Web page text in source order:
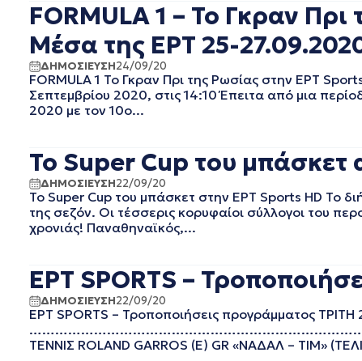
ΚΙΝΗΜΑΤΟΓΡΑΦΙΚΕΣ
ΠΟΛΙΤΙΚΗ
ΠΟΛΙΤΙΣΜΟΣ
ΡΑΔΙΟΦΩΝΟ
ΤΗΛΕΟΡΑΣΗ
ΦΕΒΡΟΥΑΡΙΟΣ 2025
ΟΚΤΩΒΡΙΟΣ 2024
ΣΕΠΤΕΜΒΡΙΟΣ 2024
ΑΥΓΟΥΣΤΟΣ 2024
ΙΟΥΛΙΟΣ 2024
ΦΕΒΡΟΥΑΡΙΟΣ 2024
ΝΟΕΜΒΡΙΟΣ 2023
ΟΚΤΩΒΡΙΟΣ 2023
ΑΥΓΟΥΣΤΟΣ 2023
ΑΠΡΙΛΙΟΣ 2023
ΜΑΡΤΙΟΣ 2023
ΦΕΒΡΟΥΑΡΙΟΣ 2023
ΙΑΝΟΥΑΡΙΟΣ 2023
ΝΟΕΜΒΡΙΟΣ 2022
FORMULA 1 – Το Γκραν
Μέσα της ΕΡΤ 25-
ΔΗΜΟΣΙΕΥΣΗ24/09/20
FORMULA 1 Το Γκραν Πρι της Ρωσίας στην ΕΡT
Σεπτεμβρίου 2020, στις 14:10 Έπειτα από μια
2020 με τον 10ο...
Το Super Cup του μπάσκετ
ΔΗΜΟΣΙΕΥΣΗ22/09/20
Το Super Cup του μπάσκετ στην ΕΡΤ Sports HD Το
της σεζόν. Οι τέσσερις κορυφαίοι σύλλογοι του
χρονιάς! Παναθηναϊκός,...
ΕΡΤ SPORTS –
ΔΗΜΟΣΙΕΥΣΗ22/09/20
ΕΡΤ SPORTS – Τροποποιήσεις προγράμματος
ΤΕΝΝΙΣ ROLAND GARROS (Ε) GR «ΝΑΔΑΛ – ΤΙΜ»